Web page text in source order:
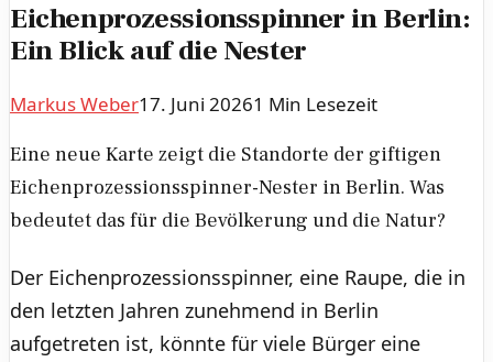
Eichenprozessionsspinner in Berlin:
Ein Blick auf die Nester
Markus Weber17. Juni 20261 Min Lesezeit
Eine neue Karte zeigt die Standorte der giftigen
Eichenprozessionsspinner-Nester in Berlin. Was
bedeutet das für die Bevölkerung und die Natur?
Der Eichenprozessionsspinner, eine Raupe, die in
den letzten Jahren zunehmend in Berlin
aufgetreten ist, könnte für viele Bürger eine